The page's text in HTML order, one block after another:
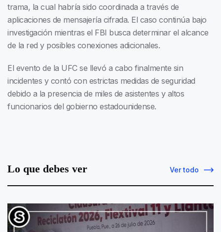
trama, la cual habría sido coordinada a través de
aplicaciones de mensajería cifrada. El caso continúa bajo
investigación mientras el FBI busca determinar el alcance
de la red y posibles conexiones adicionales.
El evento de la UFC se llevó a cabo finalmente sin
incidentes y contó con estrictas medidas de seguridad
debido a la presencia de miles de asistentes y altos
funcionarios del gobierno estadounidense.
Lo que debes ver Ver todo